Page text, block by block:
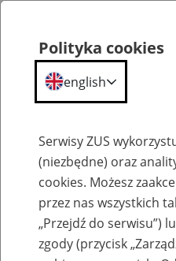
Szkolenia
Polityka cookies
english
Serwisy ZUS
(niezbędne) oraz
cookies. Możesz
przez nas wszystkich
„Przejdź do serwisu”)
zgody (przycisk